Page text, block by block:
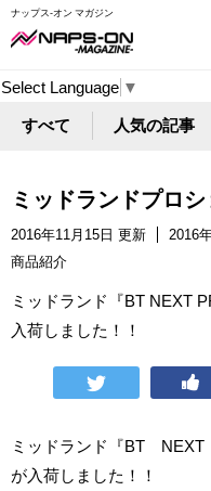
ナップス-オン マガジン
Select Language ▼
すべて 人気の記事
ミッドランドプロ
2016年11月15日 更新
2016
商品紹介
ミッドランド『BT NEXT
入荷しました！！
ミッドランド『BT
が入荷しました！！